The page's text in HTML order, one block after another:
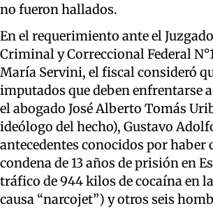
no fueron hallados.
En el requerimiento ante el
Criminal y Correccional Federal
María Servini, el fiscal consideró
imputados que deben enfrentarse
el abogado José Alberto Tomás
ideólogo del hecho), Gustavo
antecedentes conocidos por haber
condena de 13 años de prisión en
tráfico de 944 kilos de cocaína en
causa “narcojet”) y otros seis